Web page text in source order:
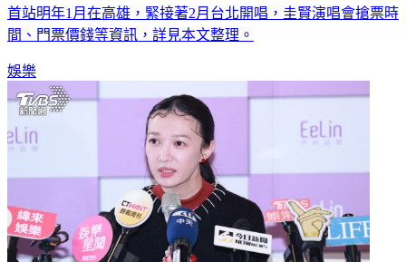
首站明年1月在高雄，緊接著2月台北開唱，圭賢演唱會搶票時
間、門票價錢等資訊，詳見本文整理。
娛樂